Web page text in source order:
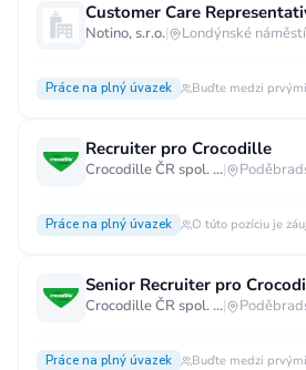
Customer Care
Notino, s.r.o.| Londýnské
Práce na plný úvazek Buďte medzi
Recruiter pro Crocodille
Crocodille ČR spol. s.r.o.|
Práce na plný úvazek O túto pozíciu je
Senior Recruiter pro
Crocodille ČR spol. s.r.o.|
Práce na plný úvazek Buďte medzi